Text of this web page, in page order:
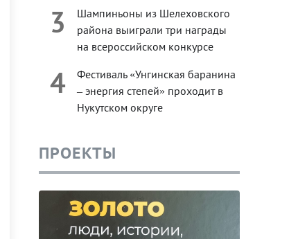
3
Шампиньоны из Шелеховского
района выиграли три награды
на всероссийском конкурсе
4
Фестиваль «Унгинская баранина
– энергия степей» проходит в
Нукутском округе
ПРОЕКТЫ